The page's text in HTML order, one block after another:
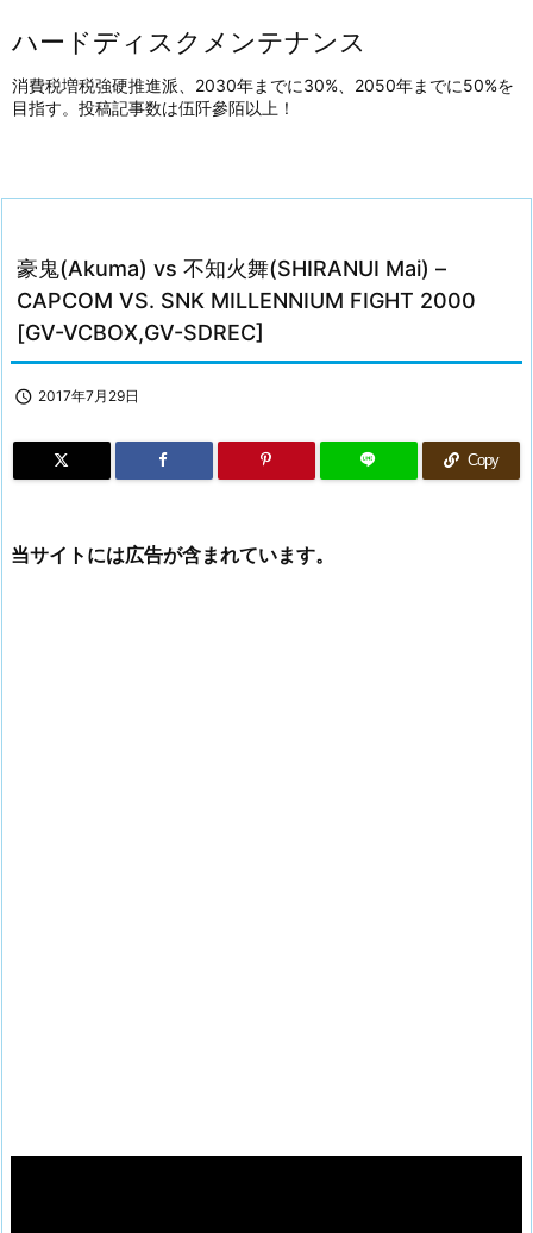
ハードディスクメンテナンス
消費税増税強硬推進派、2030年までに30%、2050年までに50%を
目指す。投稿記事数は伍阡參陌以上！
豪鬼(Akuma) vs 不知火舞(SHIRANUI Mai) –
CAPCOM VS. SNK MILLENNIUM FIGHT 2000
[GV-VCBOX,GV-SDREC]
 2017年7月29日
Copy
当サイトには広告が含まれています。